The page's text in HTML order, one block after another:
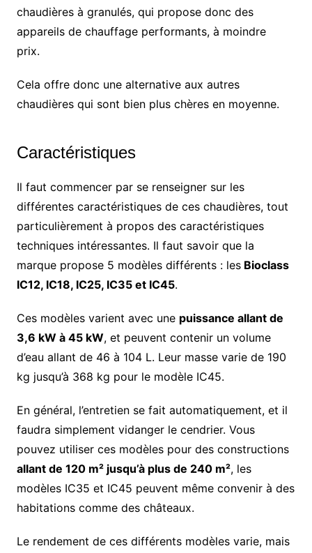
chaudières à granulés, qui propose donc des
appareils de chauffage performants, à moindre
prix.
Cela offre donc une alternative aux autres
chaudières qui sont bien plus chères en moyenne.
Caractéristiques
Il faut commencer par se renseigner sur les
différentes caractéristiques de ces chaudières, tout
particulièrement à propos des caractéristiques
techniques intéressantes. Il faut savoir que la
marque propose 5 modèles différents : lesBioclass
IC12, IC18, IC25, IC35 et IC45.
Ces modèles varient avec une puissance allant de
3,6 kW à 45 kW, et peuvent contenir un volume
d’eau allant de 46 à 104 L. Leur masse varie de 190
kg jusqu’à 368 kg pour le modèle IC45.
En général, l’entretien se fait automatiquement, et il
faudra simplement vidanger le cendrier. Vous
pouvez utiliser ces modèles pour des constructions
allant de 120 m² jusqu’à plus de 240 m², les
modèles IC35 et IC45 peuvent même convenir à des
habitations comme des châteaux.
Le rendement de ces différents modèles varie, mais